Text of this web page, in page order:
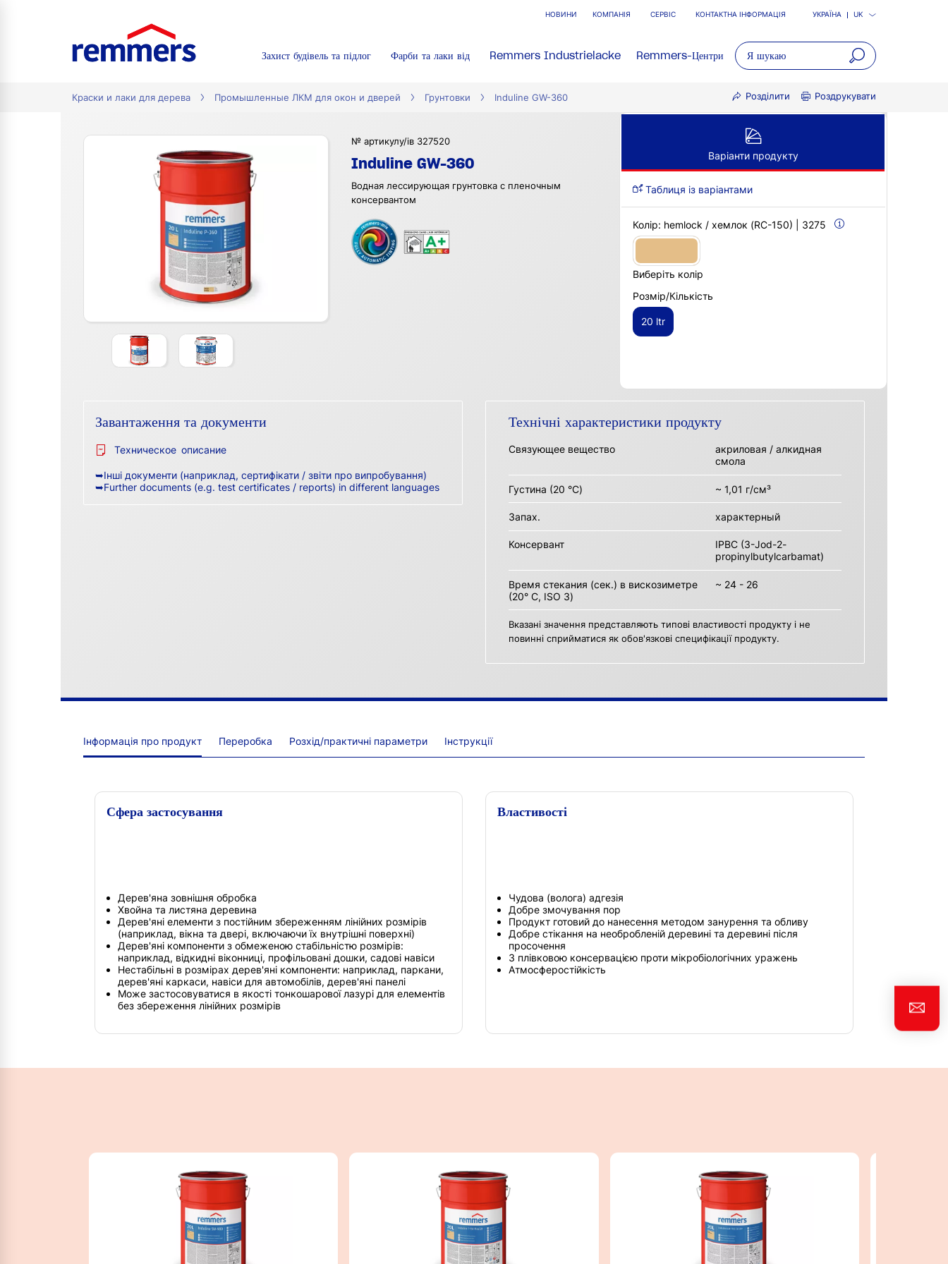
НОВИНИ КОМПАНІЯ СЕРВІС КОНТАКТНА ІНФОРМАЦІЯ УКРАЇНА UK
Захист будівель та підлог Фарби та лаки від Remmers Industrielacke Remmers-Центри
Краски и лаки для дерева Промышленные ЛКМ для окон и дверей Грунтовки Induline GW-360 Розділити Роздрукувати
№ артикулу/ів 327520
Induline GW-360
Водная лессирующая грунтовка с пленочным
консервантом
Варіанти продукту
Таблиця із варіантами
Колір: hemlock / хемлок (RC-150) | 3275
Виберіть колір
Розмір/Кількість
20 ltr
Завантаження та документи
Техническое описание
➥Інші документи (наприклад, сертифікати / звіти про випробування)
➥Further documents (e.g. test certificates / reports) in different languages
Технічні характеристики продукту
Связующее вещество
акриловая / алкидная
смола
Густина (20 °C) ~ 1,01 г/см³
Запах. характерный
Консервант
IPBC (3-Jod-2-
propinylbutylcarbamat)
Время стекания (сек.) в вискозиметре
(20° C, ISO 3)
~ 24 - 26
Вказані значення представляють типові властивості продукту і не
повинні сприйматися як обов'язкові специфікації продукту.
Інформація про продукт Переробка Розхід/практичні параметри Інструкції
Сфера застосування
Дерев'яна зовнішня обробка
Хвойна та листяна деревина
Дерев'яні елементи з постійним збереженням лінійних розмірів
(наприклад, вікна та двері, включаючи їх внутрішні поверхні)
Дерев'яні компоненти з обмеженою стабільністю розмірів:
наприклад, відкидні віконниці, профільовані дошки, садові навіси
Нестабільні в розмірах дерев'яні компоненти: наприклад, паркани,
дерев'яні каркаси, навіси для автомобілів, дерев'яні панелі
Може застосовуватися в якості тонкошарової лазурі для елементів
без збереження лінійних розмірів
Властивості
Чудова (волога) адгезія
Добре змочування пор
Продукт готовий до нанесення методом занурення та обливу
Добре стікання на необробленій деревині та деревині після
просочення
З плівковою консервацією проти мікробіологічних уражень
Атмосферостійкість